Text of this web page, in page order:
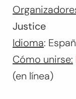
Justice
Idioma:
Cómo unirse:
(en línea)